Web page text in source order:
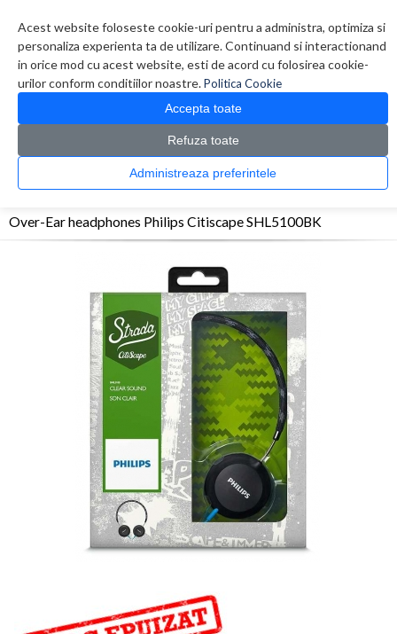
Acest website foloseste cookie-uri pentru a administra, optimiza si
personaliza experienta ta de utilizare. Continuand si interactionand
in orice mod cu acest website, esti de acord cu folosirea cookie-
urilor conform conditiilor noastre.Politica Cookie
Accepta toate
Refuza toate
Administreaza preferintele
0 produs(e)
CATALOG PRODUSE
> Casti > Over-Ear headphones Philips Citiscape
Over-Ear headphones Philips Citiscape SHL5100BK